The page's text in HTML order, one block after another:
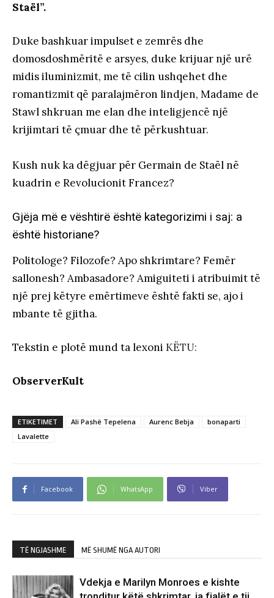
Staël”.
Duke bashkuar impulset e zemrës dhe
domosdoshmëritë e arsyes, duke krijuar një urë
midis iluminizmit, me të cilin ushqehet dhe
romantizmit që paralajmëron lindjen, Madame de
Stawl shkruan me elan dhe inteligjencë një
krijimtari të çmuar dhe të përkushtuar.
Kush nuk ka dëgjuar për Germain de Staël në
kuadrin e Revolucionit Francez?
Gjëja më e vështirë është kategorizimi i saj: a
është historiane?
Politologe? Filozofe? Apo shkrimtare? Femër
sallonesh? Ambasadore? Amiguiteti i atribuimit të
një prej këtyre emërtimeve është fakti se, ajo i
mbante të gjitha.
Tekstin e plotë mund ta lexoni KËTU:
ObserverKult
ETIKETIMET Ali Pashë Tepelena Aurenc Bebja
bonaparti
Lavalette
Facebook WhatsApp Viber
TË NGJASHME MË SHUMË NGA AUTORI
Vdekja e Marilyn Monroes e kishte